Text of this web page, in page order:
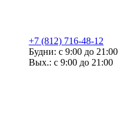
+7 (812) 716-48-12
Будни: с 9:00 до 21:00
Вых.: с 9:00 до 21:00